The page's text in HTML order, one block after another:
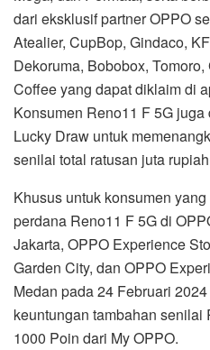
dari eksklusif partner OPPO
Atealier, CupBop, Gindaco,
Dekoruma, Bobobox,
Coffee yang dapat diklaim di
Konsumen Reno11 F 5G
Lucky Draw untuk
senilai total ratusan juta
Khusus untuk konsumen
perdana Reno11 F 5G di
Jakarta, OPPO Experience
Garden City, dan OPPO
Medan pada 24 Februari
keuntungan tambahan
1000 Poin dari My OPPO.